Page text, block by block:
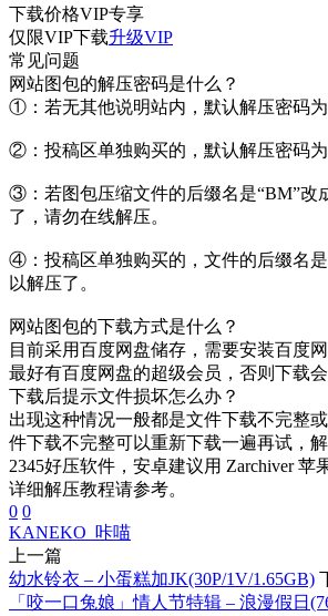
下载价格VIP专享
仅限VIP下载升级VIP
常见问题
网站图包的解压密码是什么？
①：若无其他说明站内，默认解压密码为
②：投稿区单独购买的，默认解压密码为
③：若图包压缩文件的后缀名是“BM”改
了，请勿在线解压。
④：投稿区单独购买的，文件的后缀名是
以解压了。
网站图包的下载方式是什么？
目前采用百度网盘储存，需要安装百度
最好有百度网盘的超级会员，否则下载会
下载后提示文件损坏怎么办？
出现这种情况一般都是文件下载不完整
件下载不完整可以重新下载一遍再试，
2345好压软件，安卓建议用 Zarchiver 苹
详细解压教程请参考。
0 0
KANEKO_咔喵
上一篇
幼水铃衣 – 小蛋糕加JK(30P/1V/1.65GB)
「咬一口兔娘」情人节特辑 – 浪漫假日